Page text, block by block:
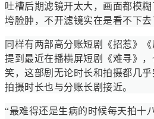
吐槽后期滤镜开太大，画面都模
垮脸肿，不开滤镜实在是看不下去
同样有两部高分账短剧《招惹》《
提到最近在播横屏短剧《难寻》
笑，这部剧无论时长和拍摄都几
拍摄时长也与分账长剧接近。
“最难得还是生病的时候每天拍十